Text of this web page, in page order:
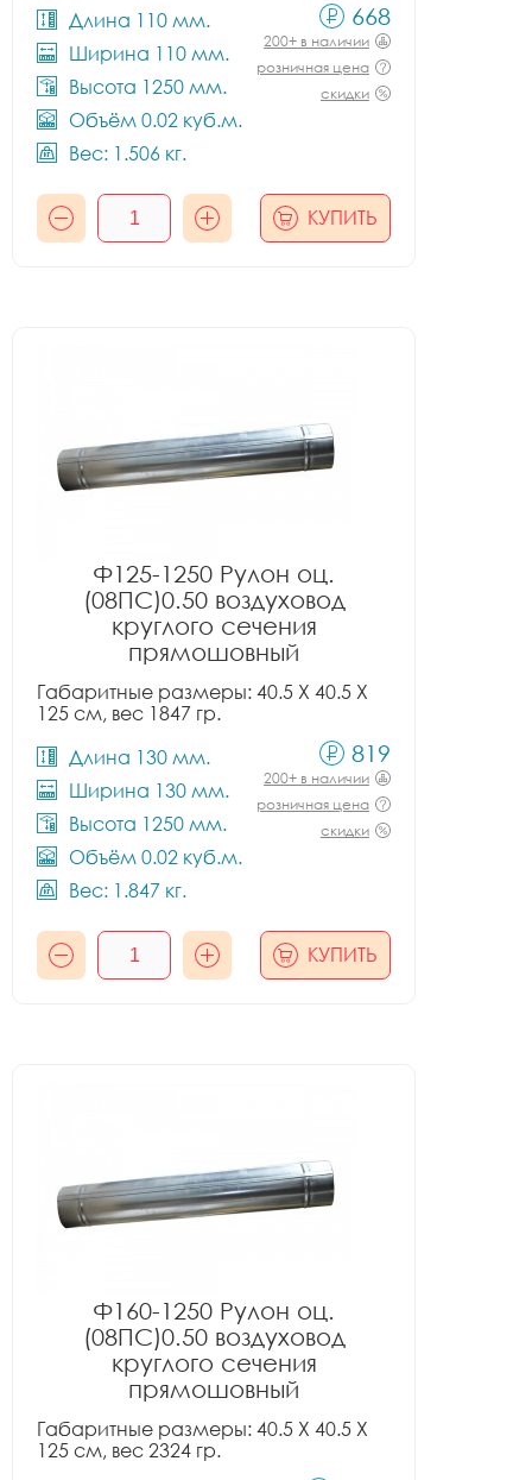
Длина 110 мм.
Ширина 110 мм.
Высота 1250 мм.
Объём 0.02 куб.м.
Вес: 1.506 кг.
668
200+ в наличии
розничная цена
скидки
КУПИТЬ
Ф125-1250 Рулон оц.
(08ПС)0.50 воздуховод
круглого сечения
прямошовный
Габаритные размеры: 40.5 X 40.5 X
125 см, вес 1847 гр.
Длина 130 мм.
Ширина 130 мм.
Высота 1250 мм.
Объём 0.02 куб.м.
Вес: 1.847 кг.
819
200+ в наличии
розничная цена
скидки
КУПИТЬ
Ф160-1250 Рулон оц.
(08ПС)0.50 воздуховод
круглого сечения
прямошовный
Габаритные размеры: 40.5 X 40.5 X
125 см, вес 2324 гр.